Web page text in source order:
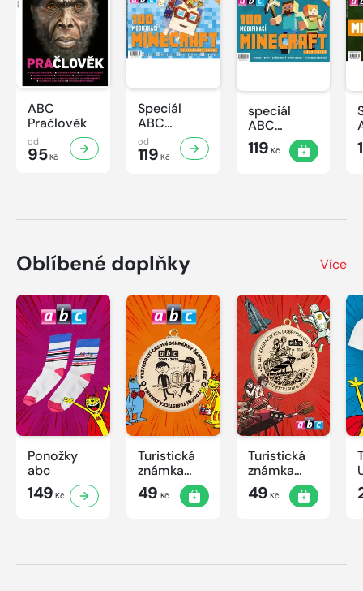
ABC
Pračlověk
od
95Kč
Speciál
ABC
Minecraft 3
od
119 Kč
speciál
ABC
Minecraft 2
119 Kč
Oblíbené doplňky Více
Ponožky
abc
149 Kč
Turistická
známka
ABC -
Časová
49 Kč
Turistická
známka
ABC
49 Kč